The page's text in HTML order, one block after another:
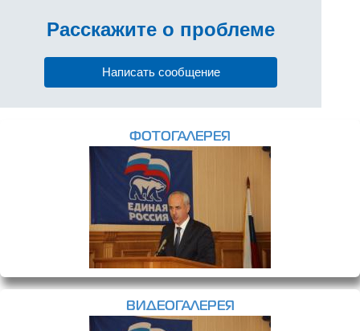
Расскажите о проблеме
Написать сообщение
ФОТОГАЛЕРЕЯ
ВИДЕОГАЛЕРЕЯ